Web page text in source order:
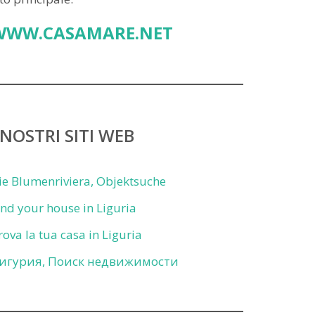
SITI WEB
Blumenriviera, Objektsuche
your house in Liguria
la tua casa in Liguria
Поиск недвижимости